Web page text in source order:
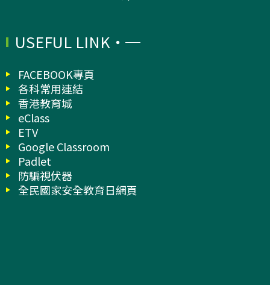
USEFUL LINK
FACEBOOK專頁
各科常用連結
香港教育城
eClass
ETV
Google Classroom
Padlet
防騙視伏器
全民國家安全教育日網頁